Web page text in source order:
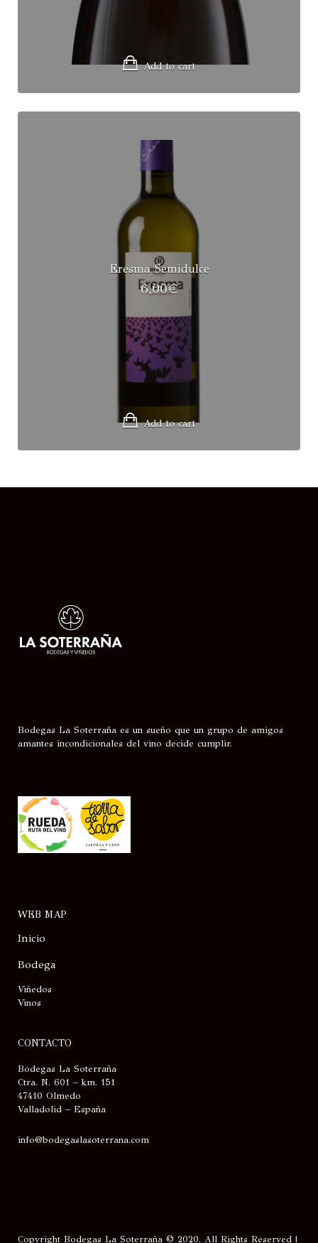
Add to cart
Eresma Semidulce
6,00€
Add to cart
Bodegas La Soterraña es un sueño que un grupo de amigos
amantes incondicionales del vino decide cumplir.
WEB MAP
Inicio
Bodega
Viñedos
Vinos
CONTACTO
Bodegas La Soterraña
Ctra. N. 601 – km. 151
47410 Olmedo
Valladolid – España
info@bodegaslasoterrana.com
Copyright Bodegas La Soterraña © 2020. All Rights Reserved |